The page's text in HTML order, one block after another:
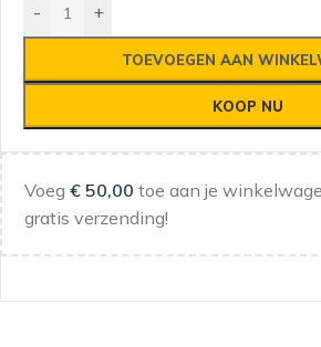
- +
TOEVOEGEN AAN
KOOP NU
Voeg € 50,00 toe aan je
gratis verzending!